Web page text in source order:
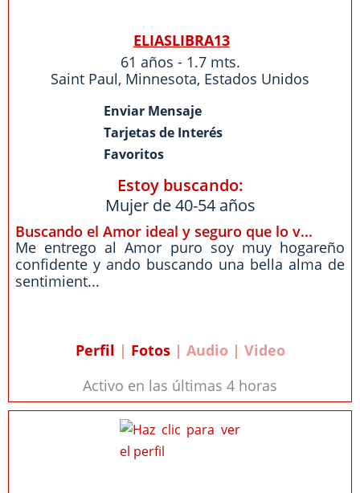
ELIASLIBRA13
61 años - 1.7 mts.
Saint Paul, Minnesota, Estados Unidos
Enviar Mensaje
Tarjetas de Interés
Favoritos
Estoy buscando:
Mujer de 40-54 años
Buscando el Amor ideal y seguro que lo v...
Me entrego al Amor puro soy muy hogareño
confidente y ando buscando una bella alma de
sentimient...
Perfil | Fotos| Audio | Video
Activo en las últimas 4 horas